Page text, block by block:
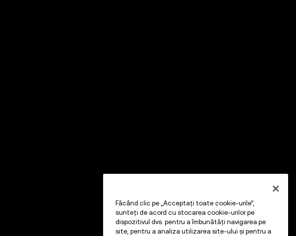
Făcând clic pe „Acceptați toate cookie-urile”,
sunteți de acord cu stocarea cookie-urilor pe
dispozitivul dvs. pentru a îmbunătăți navigarea pe
site, pentru a analiza utilizarea site-ului și pentru a